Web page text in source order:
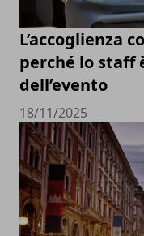
L’accoglienza
perché lo staff
dell’evento
18/11/2025